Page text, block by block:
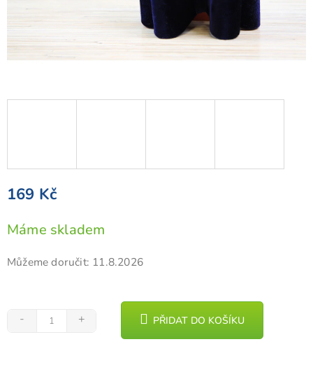
169 Kč
Měrná
cena:
Máme skladem
Můžeme doručit: 11.8.2026
PŘIDAT DO KOŠÍKU